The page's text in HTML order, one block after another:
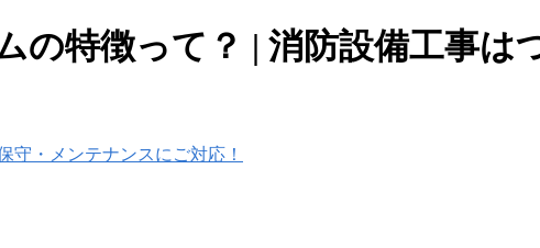
の特徴って？ | 消防設備工事は